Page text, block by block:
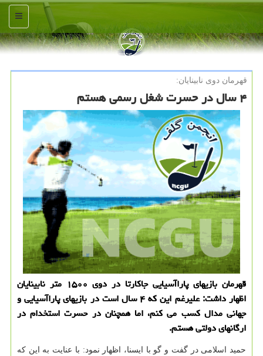
منو
قهرمان دوی نابینایان:
۴ سال در حسرت شغل رسمی هستم
قهرمان بازیهای پاراآسیایی جاكارتا در دوی ۱۵۰۰ متر نابینایان
اظهار داشت: علیرغم این كه ۴ سال است در بازیهای پاراآسیایی و
جهانی مدال كسب می كنم، اما همچنان در حسرت استخدام در
ارگانهای دولتی هستم.
حمید اسلامی در گفت و گو با ایسنا، اظهار نمود: با عنایت به این که